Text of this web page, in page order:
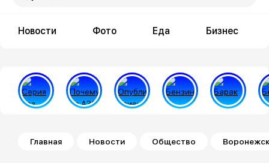
Новости Фото Еда Бизнес
Строка навигации
Главная Новости Общество